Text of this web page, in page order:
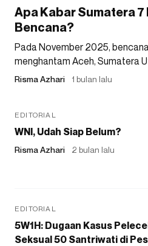
Apa Kabar Sumatera
Bencana?
Pada November 2025,
menghantam Aceh, Sumatera
Risma Azhari 1 bulan lalu
EDITORIAL
WNI, Udah Siap Belum?
Risma Azhari 2 bulan lalu
EDITORIAL
5W1H: Dugaan Kasus
Seksual 50 Santriwati di